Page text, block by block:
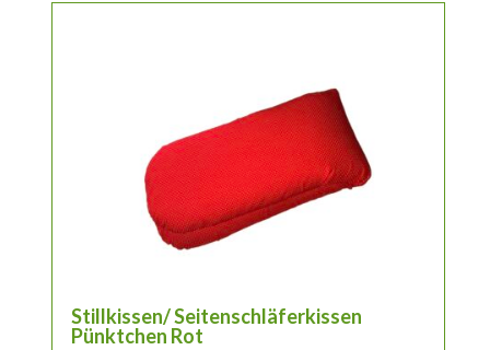
Stillkissen/ Seitenschläferkissen
Pünktchen Rot